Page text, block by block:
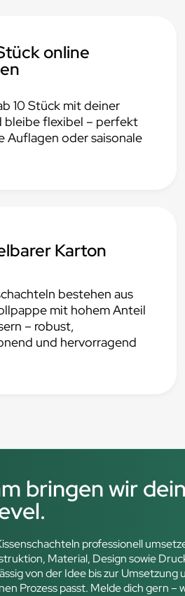
online
10 Stück mit deiner
bleibe flexibel – perfekt
Auflagen oder saisonale
Karton
bestehen aus
mit hohem Anteil
– robust,
und hervorragend
bringen wir
professionell
Material, Design sowie
von der Idee bis zur
Prozess passt. Melde dich gern –